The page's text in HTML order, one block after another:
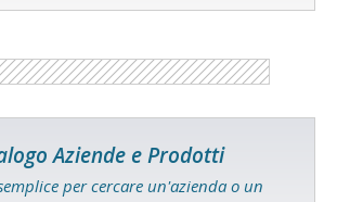
Aziende e Prodotti
per cercare un'azienda o un